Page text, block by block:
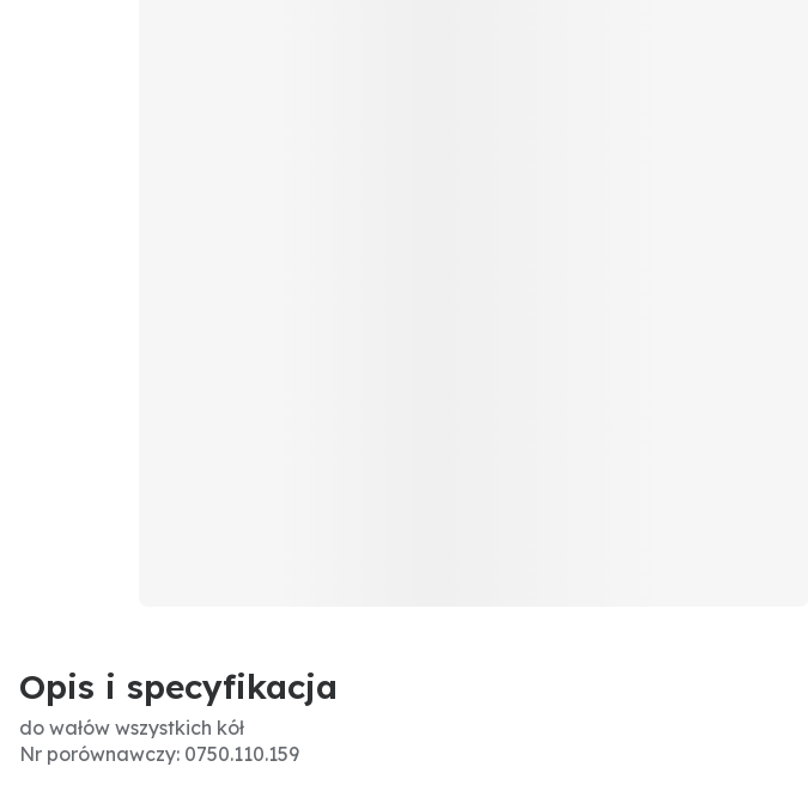
Opis i specyfikacja
do wałów wszystkich kół
Nr porównawczy: 0750.110.159